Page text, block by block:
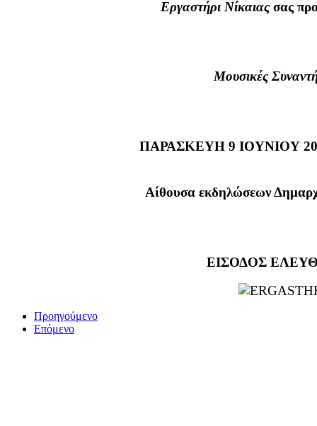
Εργαστήρι Νίκαιαςσας
Μουσικές
ΠΑΡΑΣΚΕΥΗ 9 ΙΟΥΝΙΟΥ
Αίθουσα εκδηλώσεων
ΕΙΣΟΔΟΣ
Προηγούμενο
Επόμενο